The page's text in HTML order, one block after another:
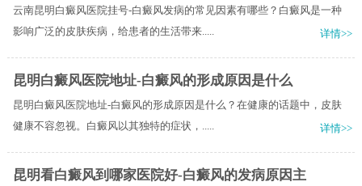
云南昆明白癜风医院挂号-白癜风发病的常见因素有哪些？白癜风是一种
影响广泛的皮肤疾病，给患者的生活带来.....
详情>>
昆明白癜风医院地址-白癜风的形成原因是什么
昆明白癜风医院地址-白癜风的形成原因是什么？在健康的话题中，皮肤
健康不容忽视。白癜风以其独特的症状，.....
详情>>
昆明看白癜风到哪家医院好-白癜风的发病原因主